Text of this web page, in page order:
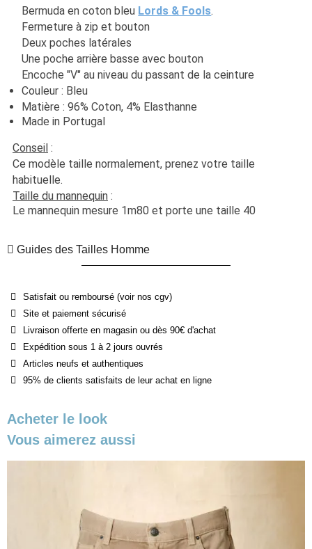
Bermuda en coton bleu Lords & Fools.
Fermeture à zip et bouton
Deux poches latérales
Une poche arrière basse avec bouton
Encoche "V" au niveau du passant de la ceinture
Couleur : Bleu
Matière : 96% Coton, 4% Elasthanne
Made in Portugal
Conseil :
Ce modèle taille normalement, prenez votre taille
habituelle.
Taille du mannequin :
Le mannequin mesure 1m80 et porte une taille 40
Guides des Tailles Homme
Satisfait ou remboursé (voir nos cgv)
Site et paiement sécurisé
Livraison offerte en magasin ou dès 90€ d'achat
Expédition sous 1 à 2 jours ouvrés
Articles neufs et authentiques
95% de clients satisfaits de leur achat en ligne
Acheter le look
Vous aimerez aussi